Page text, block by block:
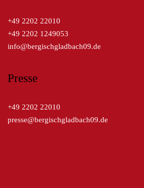
+49 2202 22010
+49 2202 1249053
info@bergischgladbach09.de
Presse
+49 2202 22010
presse@bergischgladbach09.de